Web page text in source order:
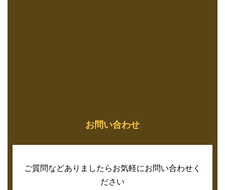
お問い合わせ
ご質問などありましたらお気軽にお問い合わせく
ださい